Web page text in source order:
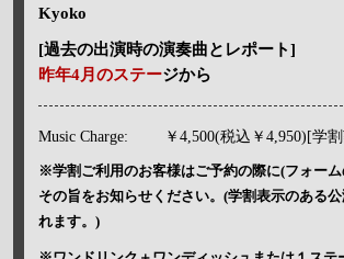
Kyoko
[過去の出演時の演奏曲とレポート]
昨年4月のステージから
Music Charge: ￥4,500(税込￥4,950)[学
※学割ご利用のお客様はご予約の際に(フォー
その旨をお知らせください。(学割表示のある
れます。)